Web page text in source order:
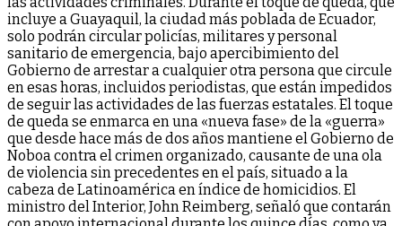
incluye a Guayaquil, la ciudad más poblada de Ecuador,
solo podrán circular policías, militares y personal
sanitario de emergencia, bajo apercibimiento del
Gobierno de arrestar a cualquier otra persona que circule
en esas horas, incluidos periodistas, que están impedidos
de seguir las actividades de las fuerzas estatales. El toque
de queda se enmarca en una «nueva fase» de la «guerra»
que desde hace más de dos años mantiene el Gobierno de
Noboa contra el crimen organizado, causante de una ola
de violencia sin precedentes en el país, situado a la
cabeza de Latinoamérica en índice de homicidios. El
ministro del Interior, John Reimberg, señaló que contarán